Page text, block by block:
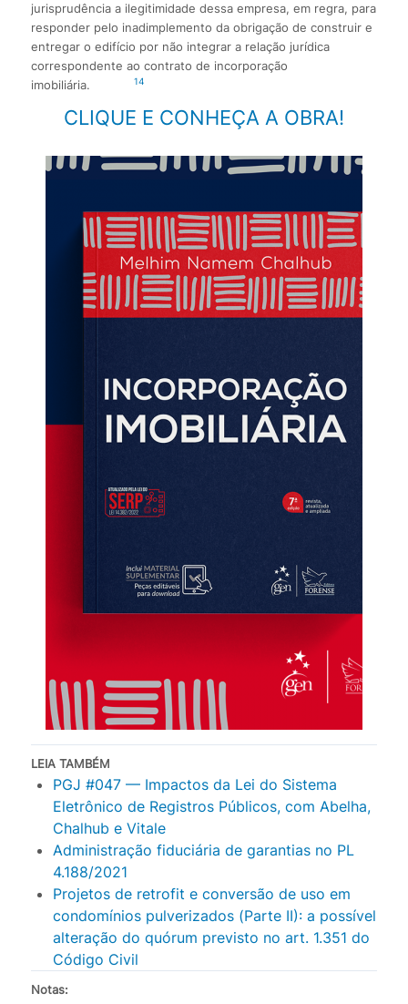
jurisprudência a ilegitimidade dessa empresa, em regra, para
responder pelo inadimplemento da obrigação de construir e
entregar o edifício por não integrar a relação jurídica
correspondente ao contrato de incorporação
imobiliária.
14
CLIQUE E CONHEÇA A OBRA!
LEIA TAMBÉM
PGJ #047 — Impactos da Lei do Sistema
Eletrônico de Registros Públicos, com Abelha,
Chalhub e Vitale
Administração fiduciária de garantias no PL
4.188/2021
Projetos de retrofit e conversão de uso em
condomínios pulverizados (Parte II): a possível
alteração do quórum previsto no art. 1.351 do
Código Civil
Notas: